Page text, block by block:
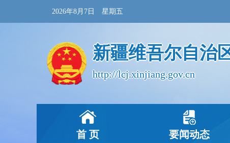
2026年8月7日 星期五
新疆维吾尔自治
http://lcj.xinjiang.gov.cn
首 页 要闻动态